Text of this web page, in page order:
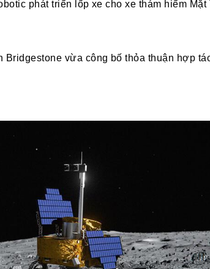
phát triển lốp xe cho xe thám hiểm Mặt
Bridgestone vừa công bố thỏa thuận hợp